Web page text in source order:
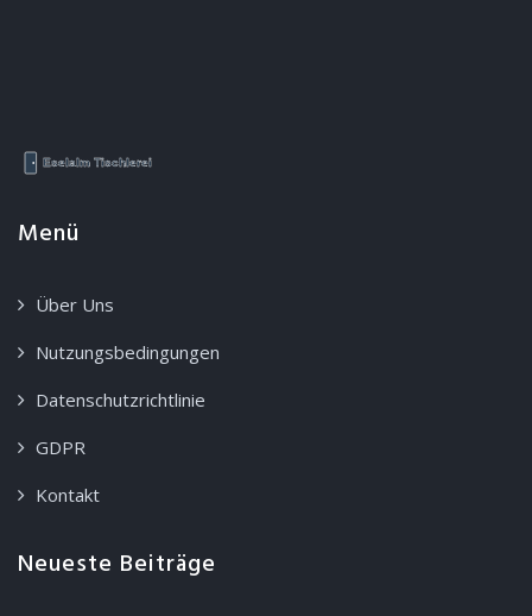
Menü
Über Uns
Nutzungsbedingungen
Datenschutzrichtlinie
GDPR
Kontakt
Neueste Beiträge